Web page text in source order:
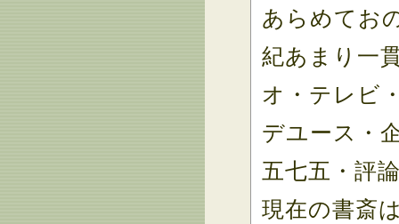
あらめてお
紀あまり一
オ・テレビ
デユース・
五七五・評
現在の書斎